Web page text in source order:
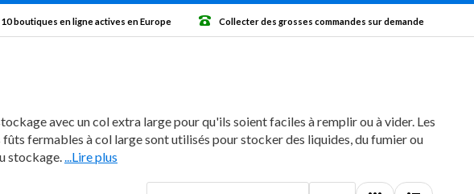
Collecter des grosses commandes sur demande Livraison gratuite à partir de € 500 Sans
avec un col extra large pour qu'ils soient faciles à remplir ou à vider. Les
fermables à col large sont utilisés pour stocker des liquides, du fumier ou
stockage....Lire plus